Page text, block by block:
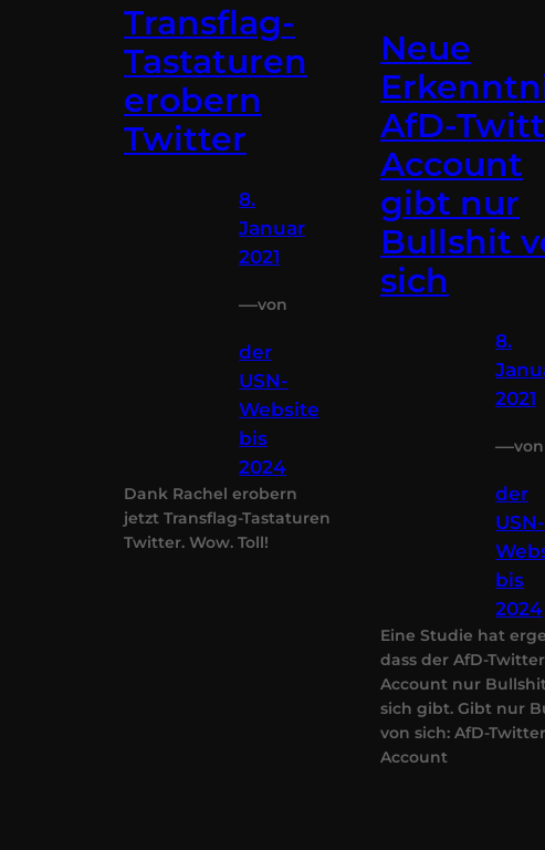
Transflag-
Tastaturen
erobern
Twitter
8.
Januar
2021
—von
der
USN-
Website
bis
2024
Dank Rachel erobern
jetzt Transflag-Tastaturen
Twitter. Wow. Toll!
Neue
AfD-
Account
gibt nur
Bullshit
sich
8.
2021
—von
der
USN-
bis
2024
Eine Studie hat
dass der AfD-Twitter
Account nur
sich gibt. Gibt nur
von sich: AfD-Twitter
Account